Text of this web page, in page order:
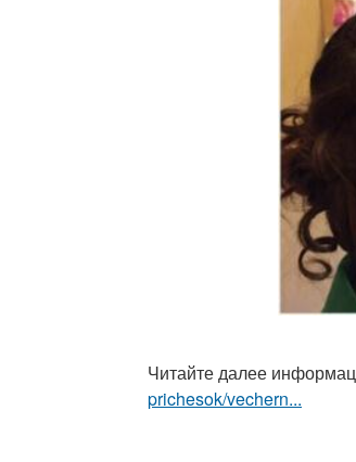
Читайте далее
prichesok/vechern...